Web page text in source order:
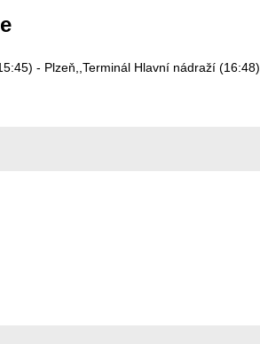
- Plzeň,,Terminál Hlavní nádraží (16:48)